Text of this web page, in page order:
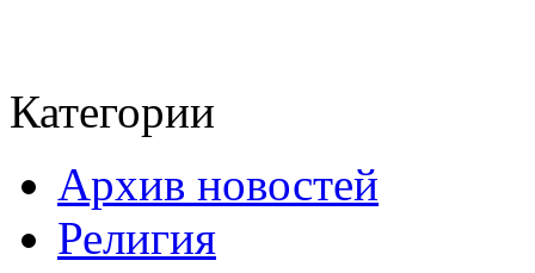
Категории
Архив новостей
Религия